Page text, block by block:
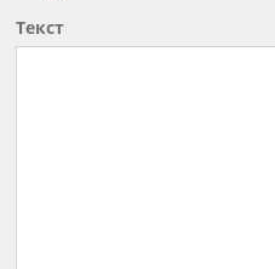
Текст